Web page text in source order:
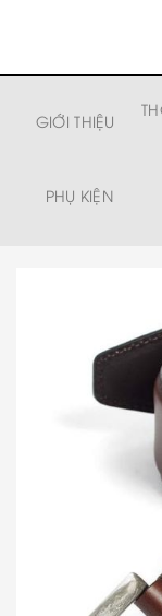
GIỚI THIỆU
PHỤ KIỆN